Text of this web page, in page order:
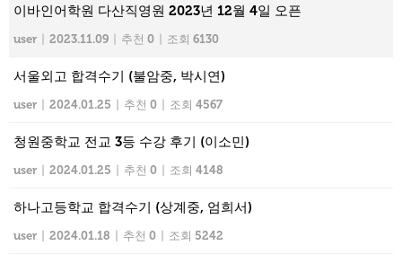
이바인어학원 다산직영원 2023년 12월 4일 오픈
user 2023.11.09 추천 0 조회 6130
서울외고 합격수기 (불암중, 박시연)
user | 2024.01.25 | 추천 0 | 조회 4567
청원중학교 전교 3등 수강 후기 (이소민)
user | 2024.01.25 | 추천 0 | 조회 4148
하나고등학교 합격수기 (상계중, 엄희서)
user | 2024.01.18 | 추천 0 | 조회 5242